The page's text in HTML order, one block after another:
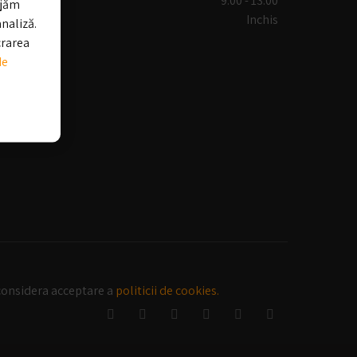
Duminica:
Inchis
acceptare a politicii de cookies.